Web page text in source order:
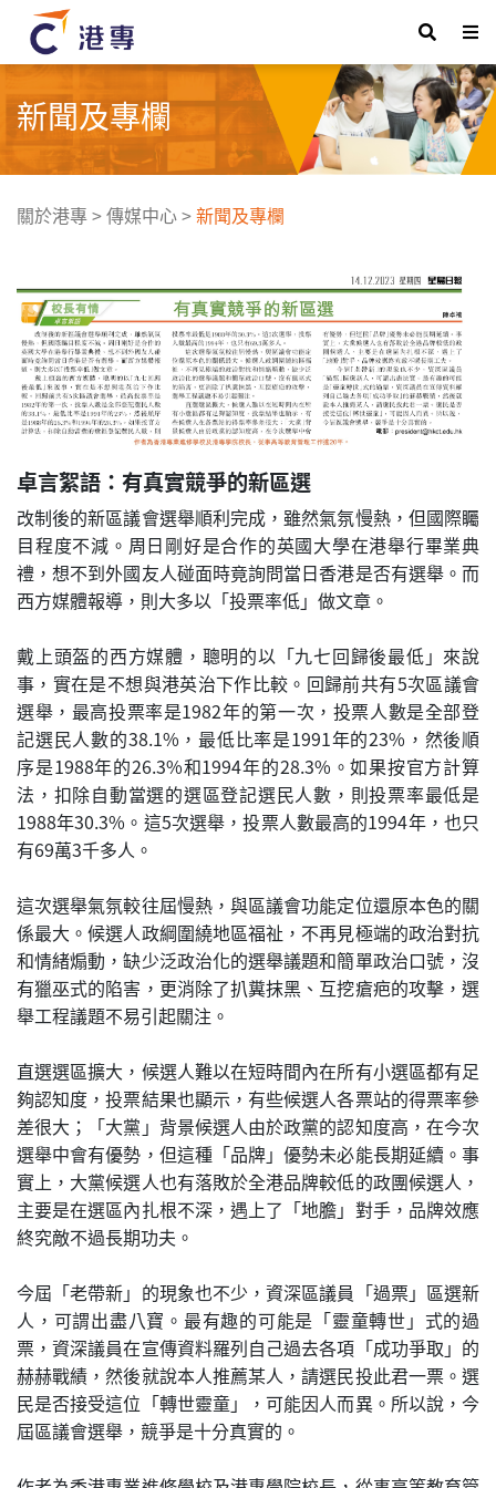
新聞及專欄
關於港專>傳媒中心>新聞及專欄
卓言絮語：有真實競爭的新區選
改制後的新區議會選舉順利完成，雖然氣氛慢熱，但國際矚
目程度不減。周日剛好是合作的英國大學在港舉行畢業典
禮，想不到外國友人碰面時竟詢問當日香港是否有選舉。而
西方媒體報導，則大多以「投票率低」做文章。
戴上頭盔的西方媒體，聰明的以「九七回歸後最低」來說
事，實在是不想與港英治下作比較。回歸前共有5次區議會
選舉，最高投票率是1982年的第一次，投票人數是全部登
記選民人數的38.1%，最低比率是1991年的23%，然後順
序是1988年的26.3%和1994年的28.3%。如果按官方計算
法，扣除自動當選的選區登記選民人數，則投票率最低是
1988年30.3%。這5次選舉，投票人數最高的1994年，也只
有69萬3千多人。
這次選舉氣氛較往屆慢熱，與區議會功能定位還原本色的關
係最大。候選人政綱圍繞地區福祉，不再見極端的政治對抗
和情緒煽動，缺少泛政治化的選舉議題和簡單政治口號，沒
有獵巫式的陷害，更消除了扒糞抹黑、互挖瘡疤的攻擊，選
舉工程議題不易引起關注。
直選選區擴大，候選人難以在短時間內在所有小選區都有足
夠認知度，投票結果也顯示，有些候選人各票站的得票率參
差很大；「大黨」背景候選人由於政黨的認知度高，在今次
選舉中會有優勢，但這種「品牌」優勢未必能長期延續。事
實上，大黨候選人也有落敗於全港品牌較低的政團候選人，
主要是在選區內扎根不深，遇上了「地膽」對手，品牌效應
終究敵不過長期功夫。
今屆「老帶新」的現象也不少，資深區議員「過票」區選新
人，可謂出盡八寶。最有趣的可能是「靈童轉世」式的過
票，資深議員在宣傳資料羅列自己過去各項「成功爭取」的
赫赫戰績，然後就說本人推薦某人，請選民投此君一票。選
民是否接受這位「轉世靈童」，可能因人而異。所以說，今
屆區議會選舉，競爭是十分真實的。